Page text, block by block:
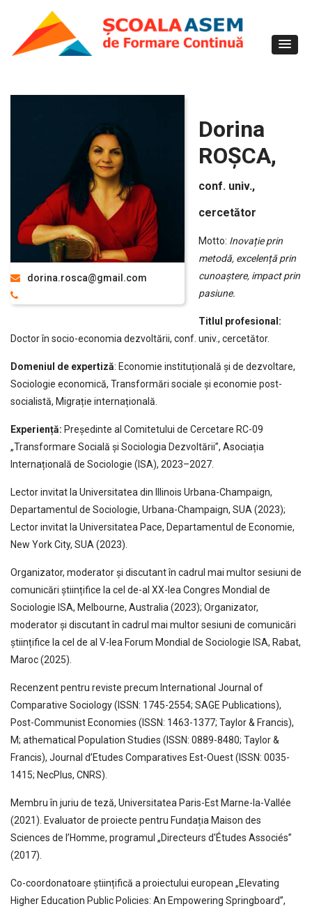
dorina.rosca@gmail.com
Dorina
ROȘCA,
conf. univ.,
cercetător
Motto: Inovație prin
metodă, excelență prin
cunoaștere, impact prin
pasiune.
Titlul profesional:
Doctor în socio-economia dezvoltării, conf. univ., cercetător.
Domeniul de expertiză: Economie instituțională și de dezvoltare,
Sociologie economică, Transformări sociale și economie post-
socialistă, Migrație internațională.
Experiență: Președinte al Comitetului de Cercetare RC-09
„Transformare Socială și Sociologia Dezvoltării”, Asociația
Internațională de Sociologie (ISA), 2023–2027.
Lector invitat la Universitatea din Illinois Urbana-Champaign,
Departamentul de Sociologie, Urbana-Champaign, SUA (2023);
Lector invitat la Universitatea Pace, Departamentul de Economie,
New York City, SUA (2023).
Organizator, moderator și discutant în cadrul mai multor sesiuni de
comunicări științifice la cel de-al XX-lea Congres Mondial de
Sociologie ISA, Melbourne, Australia (2023); Organizator,
moderator și discutant în cadrul mai multor sesiuni de comunicări
științifice la cel de al V-lea Forum Mondial de Sociologie ISA, Rabat,
Maroc (2025).
Recenzent pentru reviste precum International Journal of
Comparative Sociology (ISSN: 1745-2554; SAGE Publications),
Post-Communist Economies (ISSN: 1463-1377; Taylor & Francis),
M; athematical Population Studies (ISSN: 0889-8480; Taylor &
Francis), Journal d’Etudes Comparatives Est-Ouest (ISSN: 0035-
1415; NecPlus, CNRS).
Membru în juriu de teză, Universitatea Paris-Est Marne-la-Vallée
(2021). Evaluator de proiecte pentru Fundația Maison des
Sciences de l’Homme, programul „Directeurs d'Études Associés”
(2017).
Co-coordonatoare științifică a proiectului european „Elevating
Higher Education Public Policies: An Empowering Springboard”,